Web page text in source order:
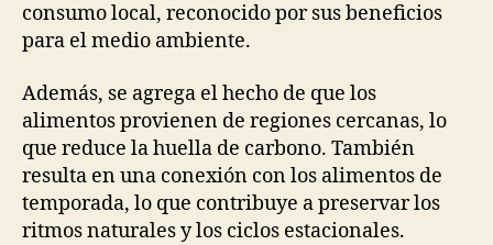
consumo local, reconocido por sus beneficios
para el medio ambiente.
Además, se agrega el hecho de que los
alimentos provienen de regiones cercanas, lo
que reduce la huella de carbono. También
resulta en una conexión con los alimentos de
temporada, lo que contribuye a preservar los
ritmos naturales y los ciclos estacionales.